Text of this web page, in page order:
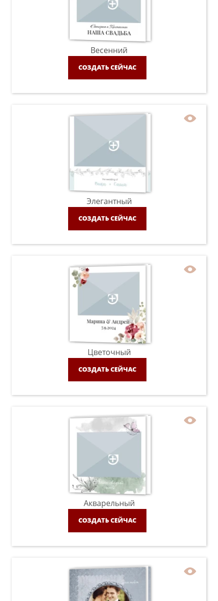
Весенний
СОЗДАТЬ СЕЙЧАС
Элегантный
СОЗДАТЬ СЕЙЧАС
Цветочный
СОЗДАТЬ СЕЙЧАС
Акварельный
СОЗДАТЬ СЕЙЧАС